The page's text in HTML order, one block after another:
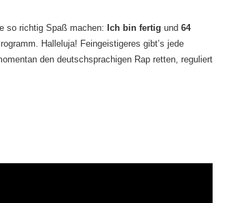
so richtig Spaß machen: Ich bin fertig und 64
Halleluja! Feingeistigeres gibt’s jede
den deutschsprachigen Rap retten, reguliert